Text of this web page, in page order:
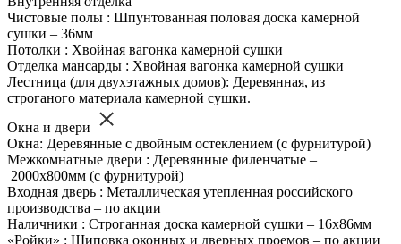
Чистовые полы : Шпунтованная половая доска камерной
сушки – 36мм
Потолки : Хвойная вагонка камерной сушки
Отделка мансарды : Хвойная вагонка камерной сушки
Лестница (для двухэтажных домов): Деревянная, из
строганого материала камерной сушки.
Окна и двери
Окна: Деревянные с двойным остеклением (с фурнитурой)
Межкомнатные двери : Деревянные филенчатые –
2000х800мм (с фурнитурой)
Входная дверь : Металлическая утепленная российского
производства – по акции
Наличники : Строганная доска камерной сушки – 16х86мм
«Ройки» : Шиповка оконных и дверных проемов – по акции